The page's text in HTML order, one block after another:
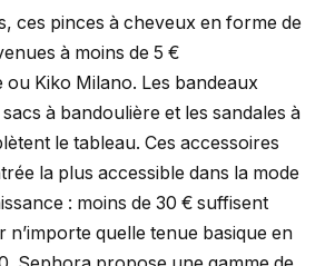
ces pinces à cheveux en forme de
à moins de 5 €
Kiko Milano. Les bandeaux
à bandoulière et les sandales à
le tableau. Ces accessoires
la plus accessible dans la mode
: moins de 30 € suffisent
quelle tenue basique en